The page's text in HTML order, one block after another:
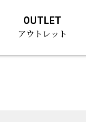
OUTLET
アウトレット